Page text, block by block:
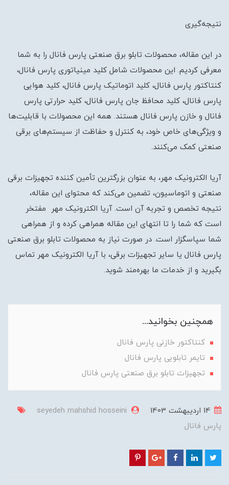
نتیجه‌گیری
در این مقاله، محصولات تابلو برق صنعتی پارس فانال را به شما
معرفی کردیم. این محصولات شامل کلید مینیاتوری پارس فانال،
کنتاکتور پارس فانال، کلید اتوماتیک پارس فانال، کلید هوایی
پارس فانال، کلید محافظ جان پارس فانال، کلید حرارتی پارس
فانال و خازن پارس فانال هستند. همه این محصولات با قابلیت‌ها
و ویژگی‌های خاص خود، به کنترل و حفاظت از سیستم‌های برقی
صنعتی کمک می‌کنند.
آریا الکترونیک مهر، به عنوان بزرگترین تأمین کننده تجهیزات برقی
صنعتی و اتوماسیون، تضمین می‌کند که محتوای این مقاله،
نتیجه تخصص و تجربه آن است. آریا الکترونیک مهر مفتخر
است که شما را تا انتهای این مقاله همراهی کرده و از همراهی
شما سپاسگزار است. در صورت نیاز به محصولات تابلو برق صنعتی
پارس فانال یا سایر تجهیزات برقی، با آریا الکترونیک مهر تماس
بگیرید و از خدمات ما بهره‌مند شوید.
همچنین بخوانید...
کنتاکتور خازنی پارس فانال
تایمر تابلویی پارس فانال
تجهیزات تابلو برق صنعتی پارس فانال
14 ارديبهشت 1403
seyedeh mahshid hosseini
پارس فانال